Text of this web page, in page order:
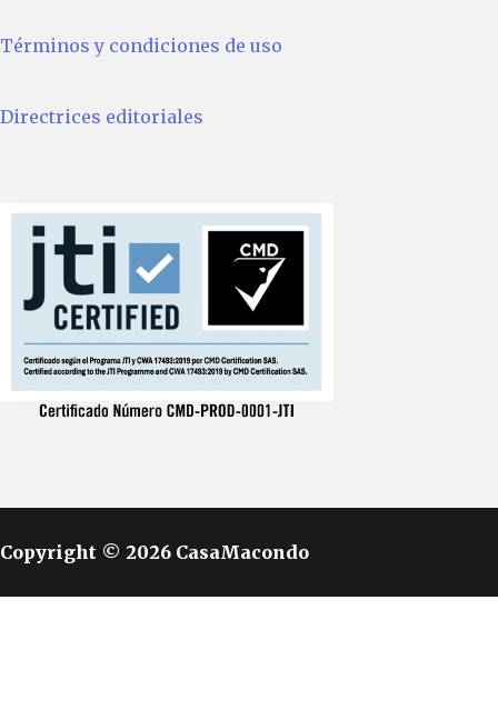
Términos y condiciones de uso
Directrices editoriales
Copyright © 2026 CasaMacondo